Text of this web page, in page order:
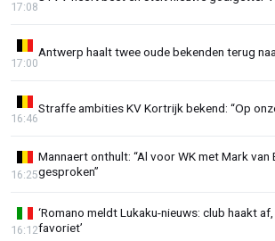
17:08
Antwerp haalt twee oude bekenden terug
17:00
Straffe ambities KV Kortrijk bekend: “Op
16:46
Mannaert onthult: “Al voor WK met Mark van
gesproken”
16:25
‘Romano meldt Lukaku-nieuws: club haakt af,
favoriet’
16:12